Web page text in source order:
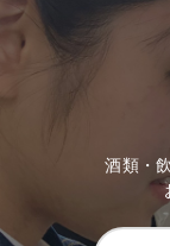
酒類・